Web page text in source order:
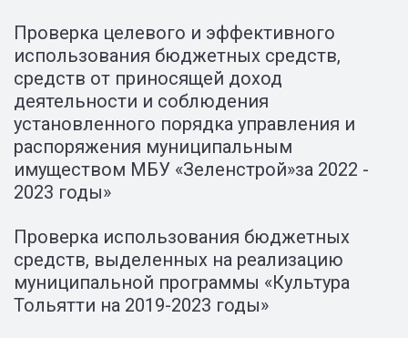
Проверка целевого и эффективного
использования бюджетных средств,
средств от приносящей доход
деятельности и соблюдения
установленного порядка управления и
распоряжения муниципальным
имуществом МБУ «Зеленстрой»за 2022 -
2023 годы»
Проверка использования бюджетных
средств, выделенных на реализацию
муниципальной программы «Культура
Тольятти на 2019-2023 годы»